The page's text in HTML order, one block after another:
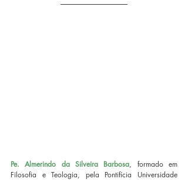
Pe. Almerindo da Silveira Barbosa, formado em
Filosofia e Teologia, pela Pontifícia Universidade